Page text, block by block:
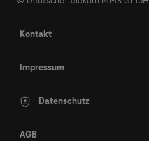
Kontakt
Impressum
Datenschutz
AGB